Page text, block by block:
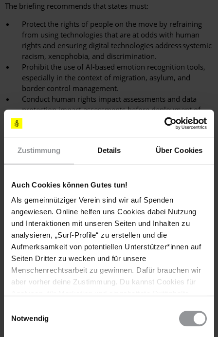
Zustimmung Details Über Cookies
Auch Cookies können Gutes tun!
Als gemeinnütziger Verein sind wir auf Spenden
angewiesen. Online helfen uns Cookies dabei Nutzung
und Interaktionen mit unseren Seiten und Inhalten zu
analysieren, „Surf-Profile“ zu erstellen und die
Aufmerksamkeit von potentiellen Unterstützer*innen auf
Seiten Dritter zu wecken und für unsere
Menschenrechtsarbeit zu gewinnen. Dafür brauchen wir
aber vorher deine Zustimmung. Du kannst Cookies für
wieder ändern. Diesen Banner kannst Du über den Link
Notwendig
The briefing recommends that states must:
Protect the rights of people on the move by refraining
from using technologies that are at odds with human
rights and ensuring digital technologies address systemic
racism, xenophobia, and discrimination.
Prohibit the use of AI-based emotion recognition tools,
especially in the context of migration, asylum, and
border control management.
Conduct human rights impact assessments and data
protection impact assessments before deployment of
digital technologies.
Prohibit automated risk assessment and profiling
control.
Prohibit any use of predictive technologies that
Background
Amnesty International is publishing this introduction to
defending the rights of refugee and migrants in the digital age
to aid civil society organizations, activists, journalists, and
supporters of the movement who want to learn about the
digital characteristics of asylum and migration management
practices and their human rights consequences.